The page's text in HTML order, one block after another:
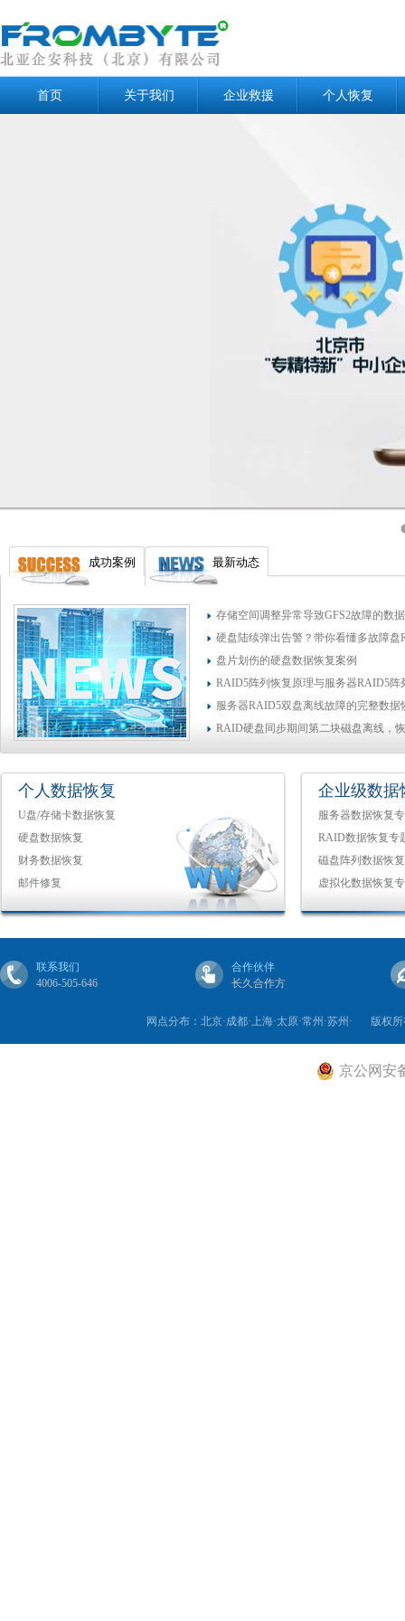
首页 关于我们 企业救援 个人恢复
成功案例 最新动态
存储空间调整异常导致GFS2故障的数
硬盘陆续弹出告警？带你看懂多故障盘
盘片划伤的硬盘数据恢复案例
RAID5阵列恢复原理与服务器RAID5阵
服务器RAID5双盘离线故障的完整数据
RAID硬盘同步期间第二块磁盘离线，
个人数据恢复
U盘/存储卡数据恢复
硬盘数据恢复
财务数据恢复
邮件修复
企业级数据
服务器数据恢复
RAID数据恢复专
磁盘阵列数据恢
虚拟化数据恢复
联系我们
4006-505-646
合作伙伴
长久合作方
网点分布：北京·成都·上海·太原·常州·苏州· 版权
京公网安